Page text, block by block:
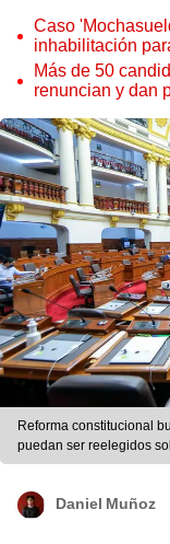
Caso
inhabilitación
Cordero Jon Tay
Más de 50
renuncian y dan
Reforma constitucional
puedan ser reelegidos
Daniel Muñoz